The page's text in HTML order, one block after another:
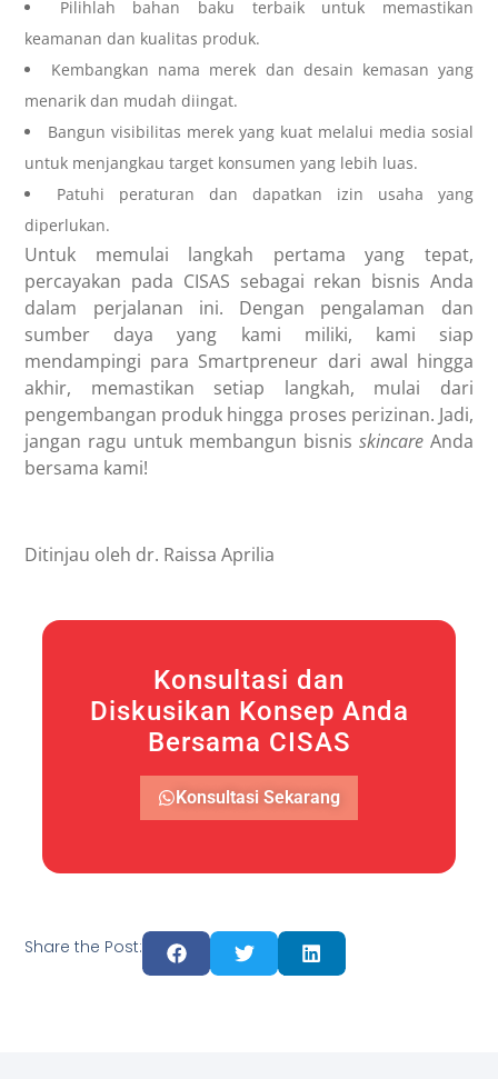
Pilihlah bahan baku terbaik untuk memastikan
keamanan dan kualitas produk.
Kembangkan nama merek dan desain kemasan yang
menarik dan mudah diingat.
Bangun visibilitas merek yang kuat melalui media sosial
untuk menjangkau target konsumen yang lebih luas.
Patuhi peraturan dan dapatkan izin usaha yang
diperlukan.
Untuk memulai langkah pertama yang tepat,
percayakan pada CISAS sebagai rekan bisnis Anda
dalam perjalanan ini. Dengan pengalaman dan
sumber daya yang kami miliki, kami siap
mendampingi para Smartpreneur dari awal hingga
akhir, memastikan setiap langkah, mulai dari
pengembangan produk hingga proses perizinan. Jadi,
jangan ragu untuk membangun bisnis skincare Anda
bersama kami!
Ditinjau oleh dr. Raissa Aprilia
Konsultasi dan
Diskusikan Konsep Anda
Bersama CISAS
Konsultasi Sekarang
Share the Post: